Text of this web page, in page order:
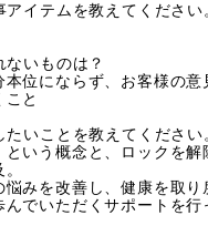
イテムを教えてください
いものは？
位にならず、お客様の意
と
いことを教えてください
という概念と、ロックを
みを改善し、健康を取り
でいただくサポートを行